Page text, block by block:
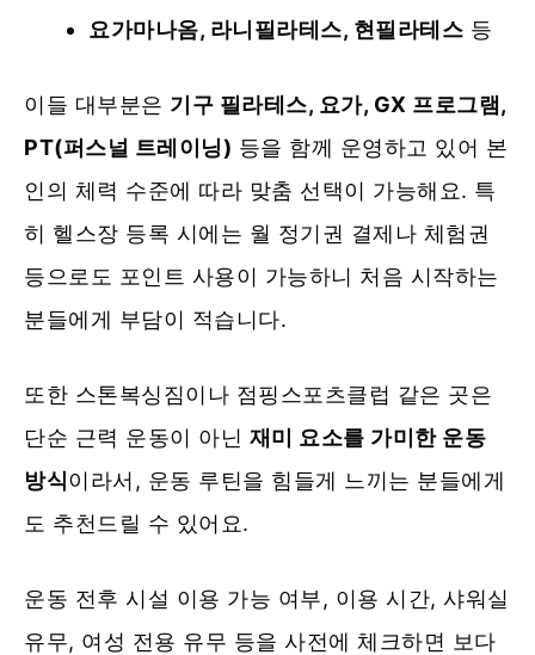
요가마나옴, 라니필라테스, 현필라테스 등
이들 대부분은 기구 필라테스, 요가, GX 프로그램,
PT(퍼스널 트레이닝) 등을 함께 운영하고 있어 본
인의 체력 수준에 따라 맞춤 선택이 가능해요. 특
히 헬스장 등록 시에는 월 정기권 결제나 체험권
등으로도 포인트 사용이 가능하니 처음 시작하는
분들에게 부담이 적습니다.
또한 스톤복싱짐이나 점핑스포츠클럽 같은 곳은
단순 근력 운동이 아닌 재미 요소를 가미한 운동
방식이라서, 운동 루틴을 힘들게 느끼는 분들에게
도 추천드릴 수 있어요.
운동 전후 시설 이용 가능 여부, 이용 시간, 샤워실
유무, 여성 전용 유무 등을 사전에 체크하면 보다